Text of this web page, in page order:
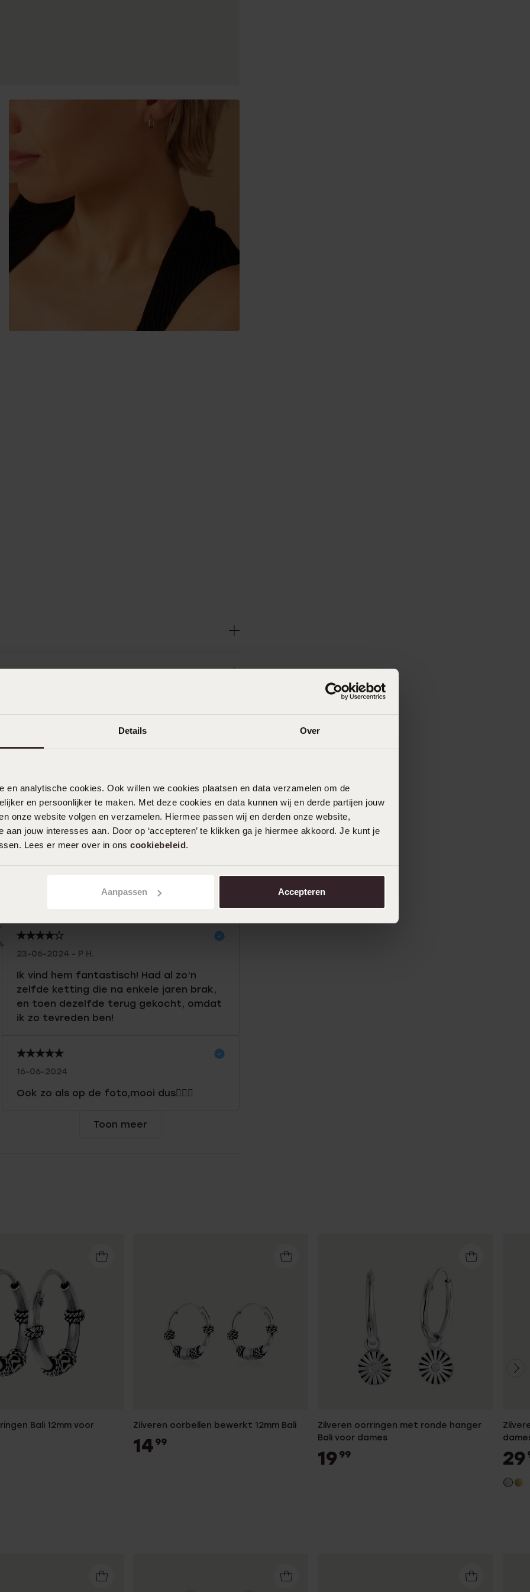
Details Over
en analytische cookies. Ook willen we cookies plaatsen en data verzamelen om de
en persoonlijker te maken. Met deze cookies en data kunnen wij en derde partijen jouw
onze website volgen en verzamelen. Hiermee passen wij en derden onze website,
aan jouw interesses aan. Door op ‘accepteren’ te klikken ga je hiermee akkoord. Je kunt je
Lees er meer over in ons cookiebeleid.
Aanpassen Accepteren
Filter
Mooie oorringen, goede kwaliteit.
23-06-2024 - P H.
Ik vind hem fantastisch! Had al zo’n
zelfde ketting die na enkele jaren brak,
en toen dezelfde terug gekocht, omdat
ik zo tevreden ben!
16-06-2024
Ook zo als op de foto,mooi dus👍🏻🍀
Toon meer
Bali 12mm voor
Zilveren oorbellen bewerkt 12mm Bali
14 99
Zilveren oorringen met ronde hanger
Bali voor dames
19 99 29